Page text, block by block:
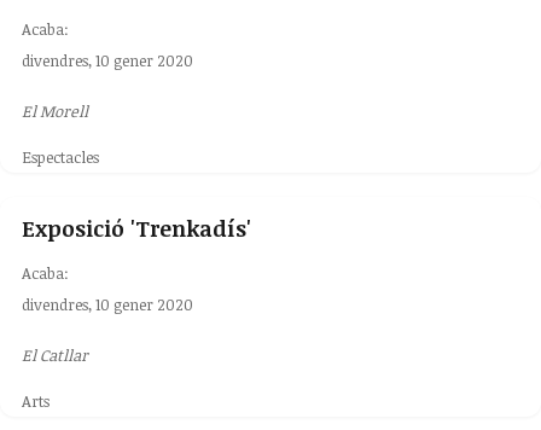
Acaba:
divendres, 10 gener 2020
El Morell
Espectacles
Exposició 'Trenkadís'
Acaba:
divendres, 10 gener 2020
El Catllar
Arts